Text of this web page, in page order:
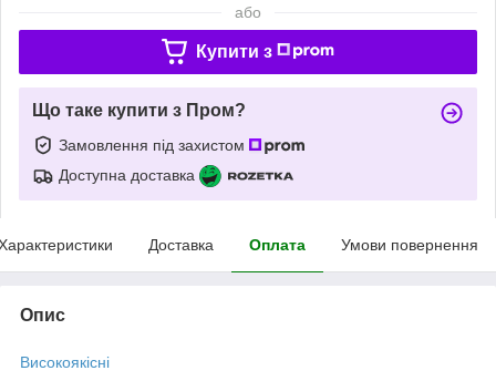
або
Купити з
Що таке купити з Пром?
Замовлення під захистом
Доступна доставка
Доставка Оплата Умови повернення
Опис
Високоякісні